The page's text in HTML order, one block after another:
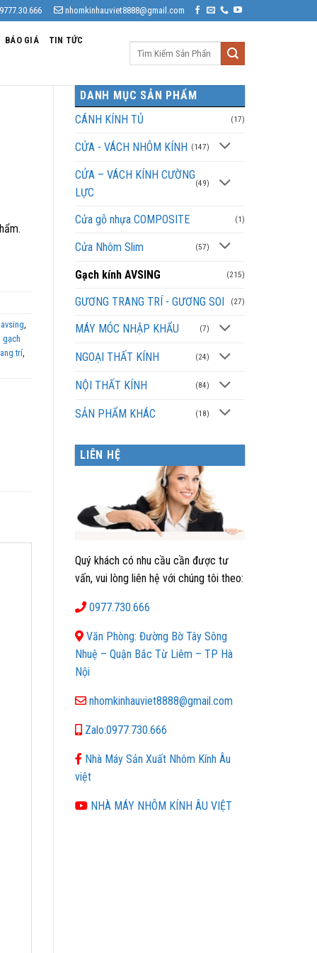
nhomkinhauviet8888@gmail.com
BÁO GIÁ TIN TỨC
DANH MỤC SẢN PHẨM
CÁNH KÍNH TỦ
(17)
CỬA - VÁCH NHÔM KÍNH (147)
CỬA – VÁCH KÍNH CƯỜNG
LỰC
(49)
Cửa gỗ nhựa COMPOSITE (1)
Cửa Nhôm Slim (57)
Gạch kính AVSING (215)
GƯƠNG TRANG TRÍ - GƯƠNG SOI (27)
MÁY MÓC NHẬP KHẨU (7)
NGOẠI THẤT KÍNH (24)
NỘI THẤT KÍNH (84)
SẢN PHẨM KHÁC (18)
LIÊN HỆ
Quý khách có nhu cầu cần được tư
vấn, vui lòng liên hệ với chúng tôi theo:
0977.730.666
Văn Phòng: Đường Bờ Tây Sông
Nhuệ – Quận Bắc Từ Liêm – TP Hà
Nội
nhomkinhauviet8888@gmail.com
Zalo:0977.730.666
Nhà Máy Sản Xuất Nhôm Kính Âu
việt
NHÀ MÁY NHÔM KÍNH ÂU VIỆT
gạch
trí,